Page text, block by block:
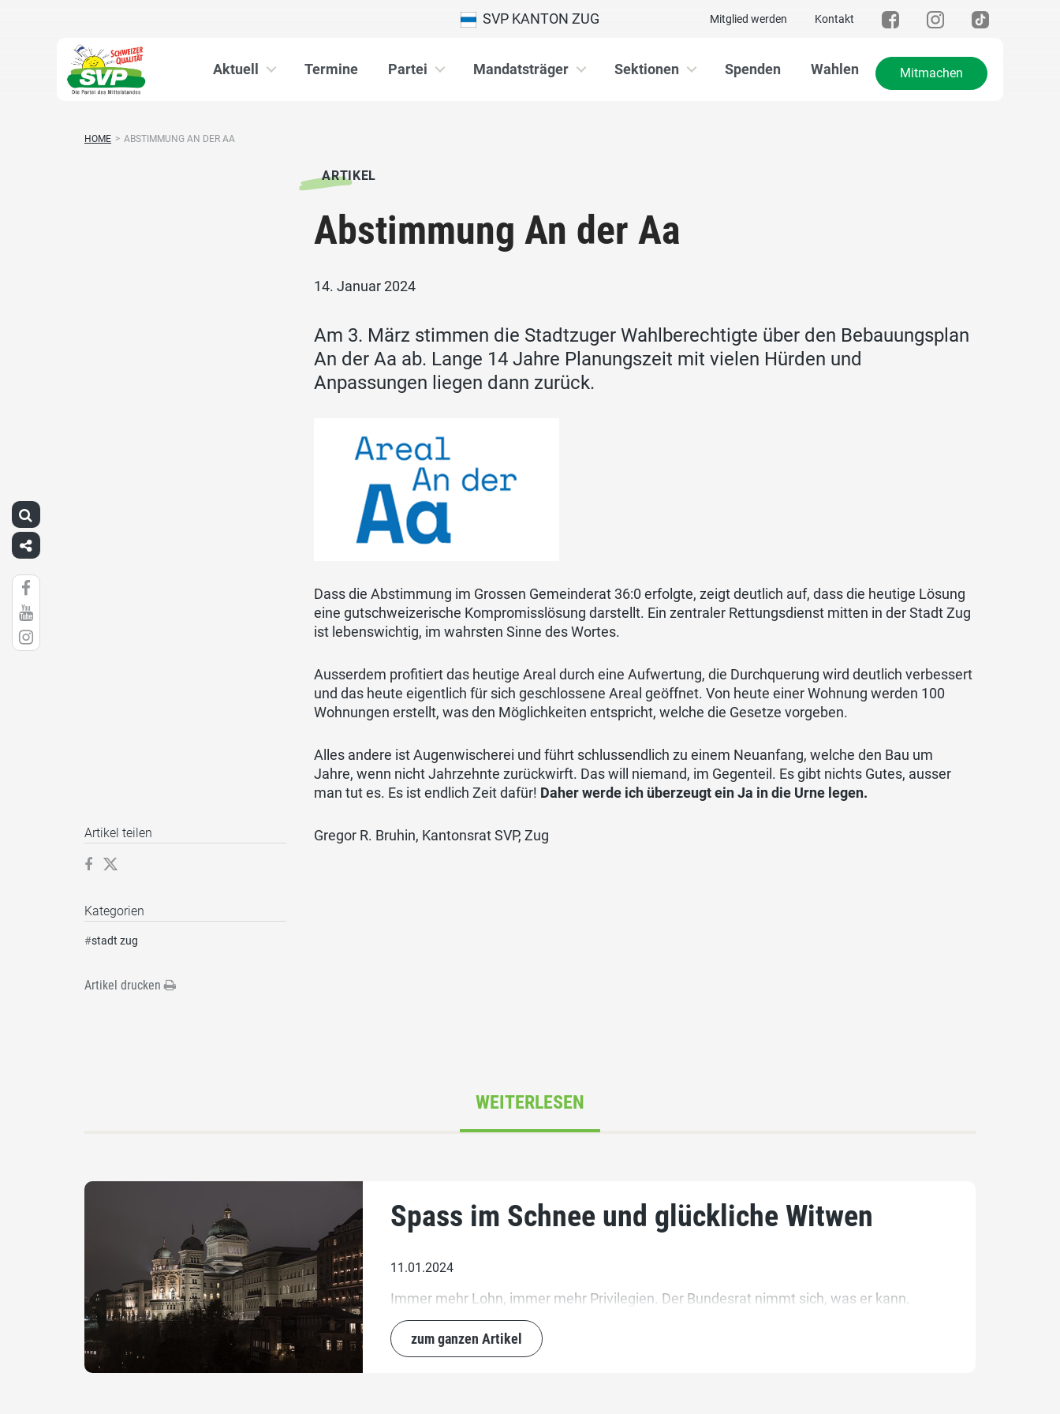
Mitglied werden Kontakt
SVP KANTON ZUG
Aktuell Termine Partei Mandatsträger Sektionen Spenden Wahlen Mitmachen
HOME > ABSTIMMUNG AN DER AA
ARTIKEL
Abstimmung An der Aa
14. Januar 2024
Am 3. März stimmen die Stadtzuger Wahlberechtigte über den Bebauungsplan
An der Aa ab. Lange 14 Jahre Planungszeit mit vielen Hürden und
Anpassungen liegen dann zurück.
Dass die Abstimmung im Grossen Gemeinderat 36:0 erfolgte, zeigt deutlich auf, dass die heutige Lösung
eine gutschweizerische Kompromisslösung darstellt. Ein zentraler Rettungsdienst mitten in der Stadt Zug
ist lebenswichtig, im wahrsten Sinne des Wortes.
Ausserdem profitiert das heutige Areal durch eine Aufwertung, die Durchquerung wird deutlich verbessert
und das heute eigentlich für sich geschlossene Areal geöffnet. Von heute einer Wohnung werden 100
Wohnungen erstellt, was den Möglichkeiten entspricht, welche die Gesetze vorgeben.
Alles andere ist Augenwischerei und führt schlussendlich zu einem Neuanfang, welche den Bau um
Jahre, wenn nicht Jahrzehnte zurückwirft. Das will niemand, im Gegenteil. Es gibt nichts Gutes, ausser
man tut es. Es ist endlich Zeit dafür! Daher werde ich überzeugt ein Ja in die Urne legen.
Gregor R. Bruhin, Kantonsrat SVP, Zug
Artikel teilen
Kategorien
#stadt zug
Artikel drucken
WEITERLESEN
Spass im Schnee und glückliche Witwen
11.01.2024
Immer mehr Lohn, immer mehr Privilegien. Der Bundesrat nimmt sich, was er kann.
zum ganzen Artikel